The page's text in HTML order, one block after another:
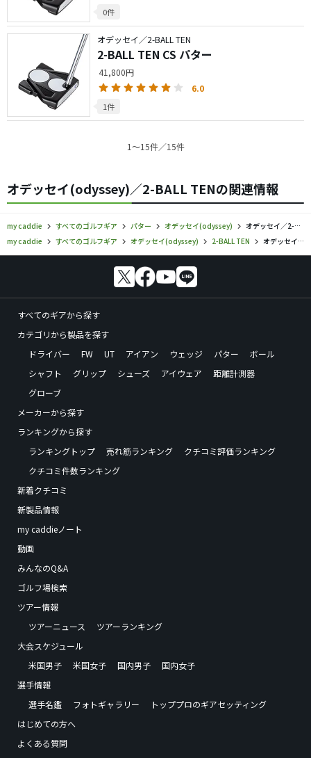
0件
オデッセイ／2-BALL TEN
2-BALL TEN CS パター
41,800円
6.0
1件
1〜15件／15件
オデッセイ(odyssey)／2-BALL TENの関連情報
my caddie すべてのゴルフギア パター オデッセイ(odyssey)
オデッセイ／2-BALL TEN／パターの口コミ評価
my caddie
すべてのゴルフギア オデッセイ(odyssey) 2-BALL TEN オデッセイ／2-BALL TEN／パターの口コミ評価
すべてのギアから探す
カテゴリから製品を探す
ドライバー
FW UT アイアン ウェッジ パター
ボール
シャフト
グリップ シューズ アイウェア
距離計測器
グローブ
メーカーから探す
ランキングから探す
ランキングトップ
売れ筋ランキング
クチコミ評価ランキング
クチコミ件数ランキング
新着クチコミ
新製品情報
my caddieノート
動画
みんなのQ&A
ゴルフ場検索
ツアー情報
ツアーニュース
ツアーランキング
大会スケジュール
米国男子
米国女子 国内男子
国内女子
選手情報
選手名鑑
フォトギャラリー
トッププロのギアセッティング
はじめての方へ
よくある質問